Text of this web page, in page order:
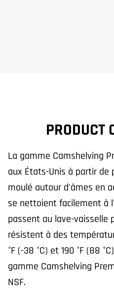
PRODUCT
La gamme Camshelving
aux États-Unis à partir de
moulé autour d'âmes en
se nettoient facilement à
passent au lave-vaisselle
résistent à des
°F (-38 °C) et 190 °F (88
gamme Camshelving
NSF.